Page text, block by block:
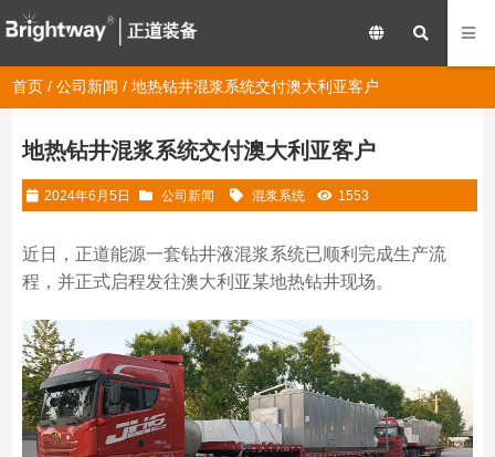
首页 /公司新闻 / 地热钻井混浆系统交付澳大利亚客户
地热钻井混浆系统交付澳大利亚客户
2024年6月5日 公司新闻 混浆系统 1553
近日，正道能源一套钻井液混浆系统已顺利完成生产流
程，并正式启程发往澳大利亚某地热钻井现场。